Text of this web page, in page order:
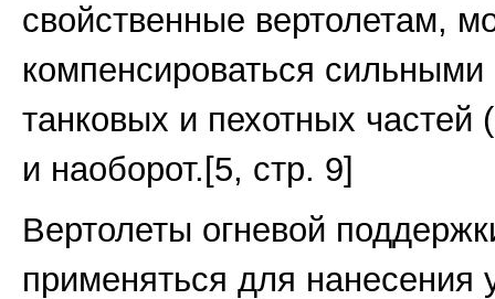
свойственные вертолетам,
компенсироваться сильными
танковых и пехотных частей
и наоборот.[5, стр. 9]
Вертолеты огневой
применяться для нанесения